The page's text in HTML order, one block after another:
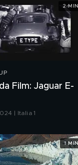
Film: Jaguar E-
| Italia 1
2 MIN
1 MIN